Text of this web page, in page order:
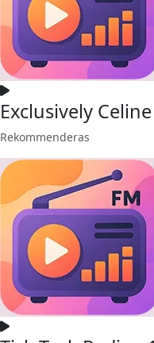
Exclusively
Rekommenderas